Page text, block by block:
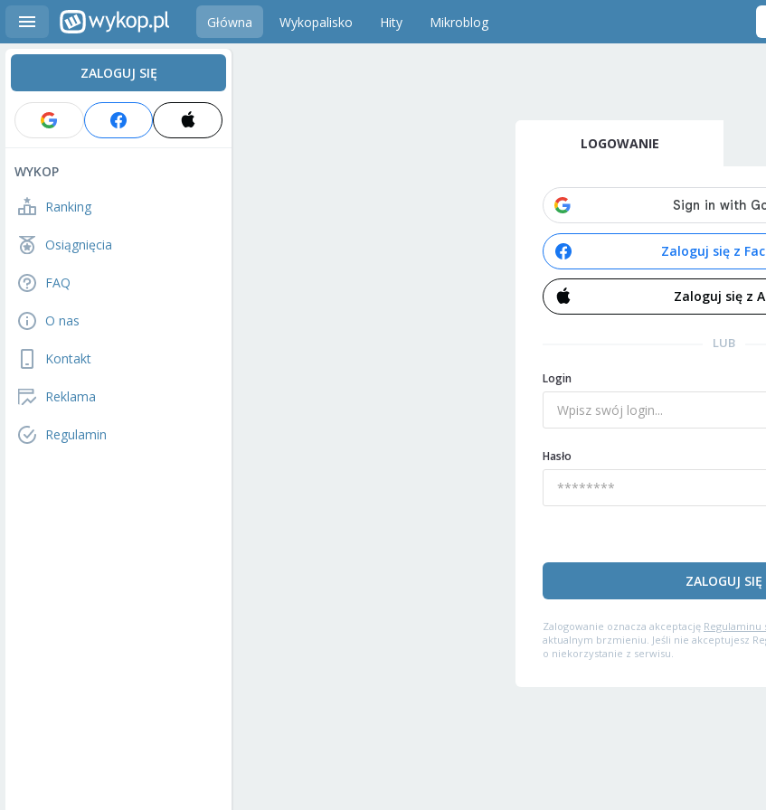
Główna Wykopalisko Hity Mikroblog
ZALOGUJ SIĘ
WYKOP
Ranking
Osiągnięcia
FAQ
O nas
Kontakt
Reklama
Regulamin
LOGOWANIE
Zaloguj się z
Zaloguj się z
LUB
Login
Hasło
ZALOGUJ SIĘ
Zalogowanie oznacza akceptację Regulaminu
aktualnym brzmieniu. Jeśli nie akceptujesz
o niekorzystanie z serwisu.